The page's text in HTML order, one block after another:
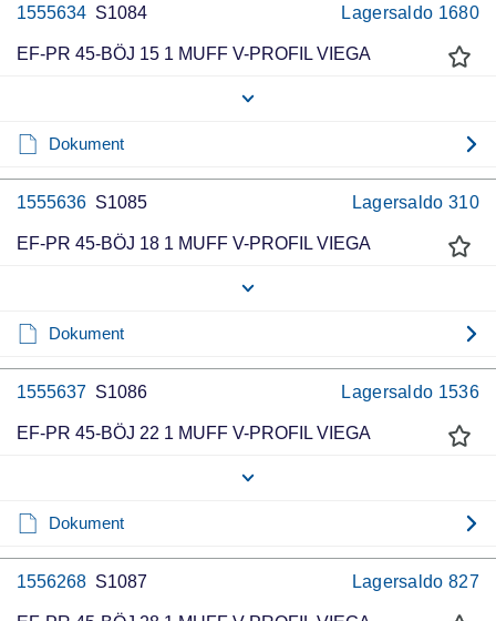
1555634 S1084 Lagersaldo 1680
EF-PR 45-BÖJ 15 1 MUFF V-PROFIL VIEGA
Dokument
1555636 S1085 Lagersaldo 310
EF-PR 45-BÖJ 18 1 MUFF V-PROFIL VIEGA
Dokument
1555637 S1086 Lagersaldo 1536
EF-PR 45-BÖJ 22 1 MUFF V-PROFIL VIEGA
Dokument
1556268 S1087 Lagersaldo 827